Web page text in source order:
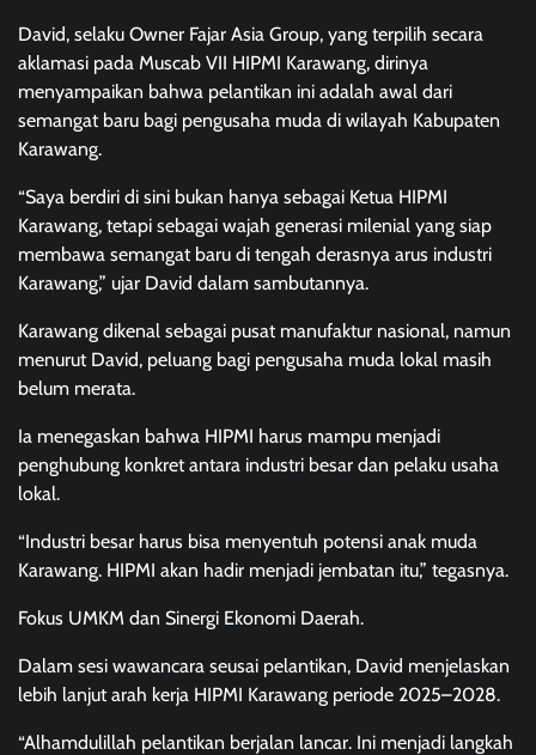
David, selaku Owner Fajar Asia Group, yang terpilih secara
aklamasi pada Muscab VII HIPMI Karawang, dirinya
menyampaikan bahwa pelantikan ini adalah awal dari
semangat baru bagi pengusaha muda di wilayah Kabupaten
Karawang.
“Saya berdiri di sini bukan hanya sebagai Ketua HIPMI
Karawang, tetapi sebagai wajah generasi milenial yang siap
membawa semangat baru di tengah derasnya arus industri
Karawang,” ujar David dalam sambutannya.
Karawang dikenal sebagai pusat manufaktur nasional, namun
menurut David, peluang bagi pengusaha muda lokal masih
belum merata.
Ia menegaskan bahwa HIPMI harus mampu menjadi
penghubung konkret antara industri besar dan pelaku usaha
lokal.
“Industri besar harus bisa menyentuh potensi anak muda
Karawang. HIPMI akan hadir menjadi jembatan itu,” tegasnya.
Fokus UMKM dan Sinergi Ekonomi Daerah.
Dalam sesi wawancara seusai pelantikan, David menjelaskan
lebih lanjut arah kerja HIPMI Karawang periode 2025–2028.
“Alhamdulillah pelantikan berjalan lancar. Ini menjadi langkah